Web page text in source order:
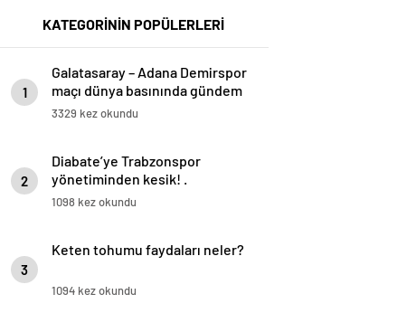
KATEGORİNİN POPÜLERLERİ
1
Galatasaray – Adana Demirspor
maçı dünya basınında gündem
oldu! ‘Türkiye’de büyük rezalet’
3329 kez okundu
2
Diabate’ye Trabzonspor
yönetiminden kesik! .
1098 kez okundu
3
Keten tohumu faydaları neler?
1094 kez okundu